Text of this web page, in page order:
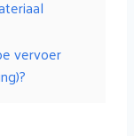
vervoer